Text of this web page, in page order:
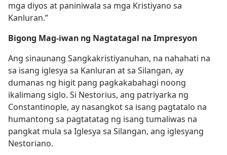
mga diyos at paniniwala sa mga Kristiyano sa
Kanluran.”
Bigong Mag-iwan ng Nagtatagal na Impresyon
Ang sinaunang Sangkakristiyanuhan, na nahahati na
sa isang iglesya sa Kanluran at sa Silangan, ay
dumanas ng higit pang pagkakabahagi noong
ikalimang siglo. Si Nestorius, ang patriyarka ng
Constantinople, ay nasangkot sa isang pagtatalo na
humantong sa pagtatatag ng isang tumaliwas na
pangkat mula sa Iglesya sa Silangan, ang iglesyang
Nestoriano.